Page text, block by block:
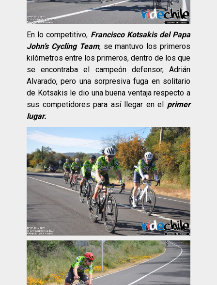
En lo competitivo, Francisco Kotsakis del Papa
John’s Cycling Team, se mantuvo los primeros
kilómetros entre los primeros, dentro de los que
se encontraba el campeón defensor, Adrián
Alvarado, pero una sorpresiva fuga en solitario
de Kotsakis le dio una buena ventaja respecto a
sus competidores para así llegar en el primer
lugar.